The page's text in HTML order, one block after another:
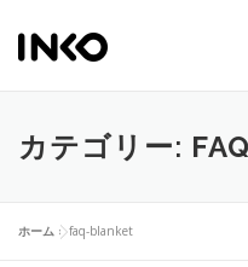
ホーム 商品一覧
サポート
カテゴリー:
ホーム »faq-blanket